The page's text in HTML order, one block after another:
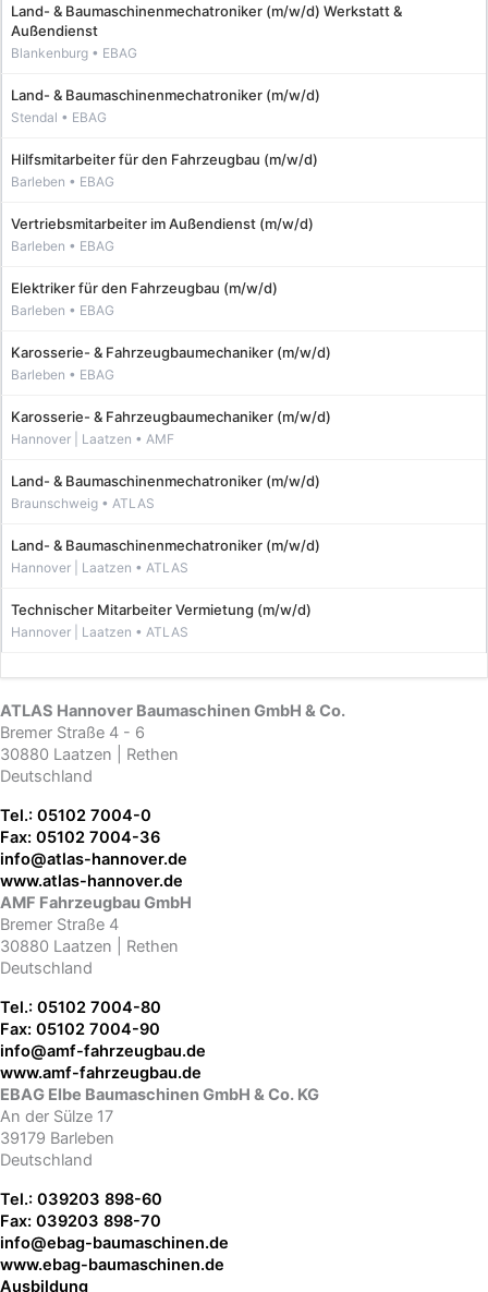
Land- & Baumaschinenmechatroniker (m/w/d) Werkstatt &
Außendienst
Land- & Baumaschinenmechatroniker (m/w/d)
Hilfsmitarbeiter für den Fahrzeugbau (m/w/d)
Vertriebsmitarbeiter im Außendienst (m/w/d)
Elektriker für den Fahrzeugbau (m/w/d)
Karosserie- & Fahrzeugbaumechaniker (m/w/d)
Karosserie- & Fahrzeugbaumechaniker (m/w/d)
Land- & Baumaschinenmechatroniker (m/w/d)
Land- & Baumaschinenmechatroniker (m/w/d)
Technischer Mitarbeiter Vermietung (m/w/d)
ATLAS Hannover Baumaschinen GmbH & Co.
Bremer Straße 4 - 6
30880 Laatzen | Rethen
Deutschland
Tel.: 05102 7004-0
Fax: 05102 7004-36
ed.revonnah-salta@ofni
www.atlas-hannover.de
AMF Fahrzeugbau GmbH
Bremer Straße 4
30880 Laatzen | Rethen
Deutschland
Tel.: 05102 7004-80
Fax: 05102 7004-90
ed.uabguezrhaf-fma@ofni
www.amf-fahrzeugbau.de
EBAG Elbe Baumaschinen GmbH & Co. KG
An der Sülze 17
39179 Barleben
Deutschland
Tel.: 039203 898-60
Fax: 039203 898-70
ed.nenihcsamuab-gabe@ofni
www.ebag-baumaschinen.de
Ausbildung